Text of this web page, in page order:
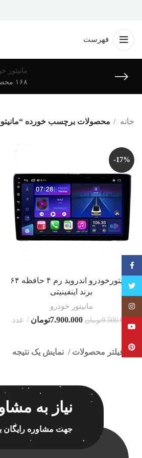
فهرست
مانیتور
۱۶۸ محصولات
خانه محصولات برچسب خورده “مانیتور
-17%
مانیتورخودرو اندروید رم ۴ حافظه ۶۴
برند اینفینیتی
مانیتور خودرو
9.500.000تومان 7.900.000تومان عدد
فیلتر محصولات
نمایش یک نتیجه
فقط نمایش محصولات فروش
نیاز به
جهت مشاوره رایگان
تویتر
Instagram
YouTube
Pinterest